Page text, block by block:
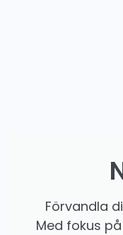
Förvandla
Med fokus